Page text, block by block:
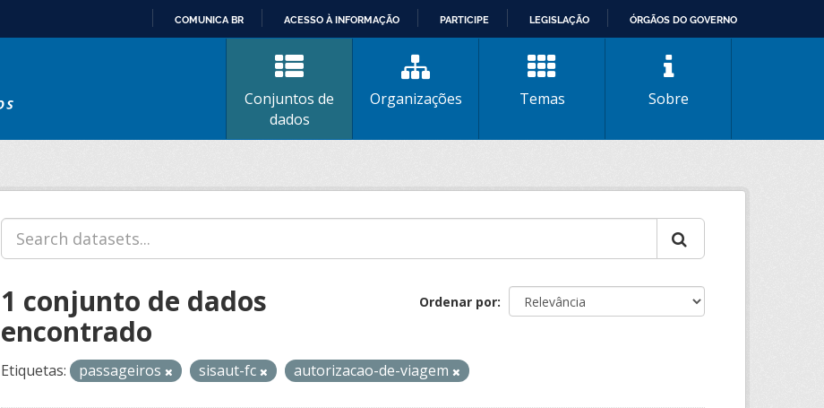
CONTEÚDO
COMUNICA BR ACESSO À INFORMAÇÃO PARTICIPE LEGISLAÇÃO ÓRGÃOS DO GOVERNO
Conjuntos de
dados
Organizações Temas Sobre
Ordenar por
1 conjunto de dados
encontrado
Etiquetas: passageiros sisaut-fc autorizacao-de-viagem